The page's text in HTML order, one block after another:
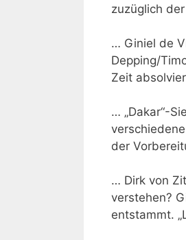
zuzüglich
… Giniel de
Depping/
Zeit
… „Dakar“-
der
… Dirk von
verstehen?
entstammt.